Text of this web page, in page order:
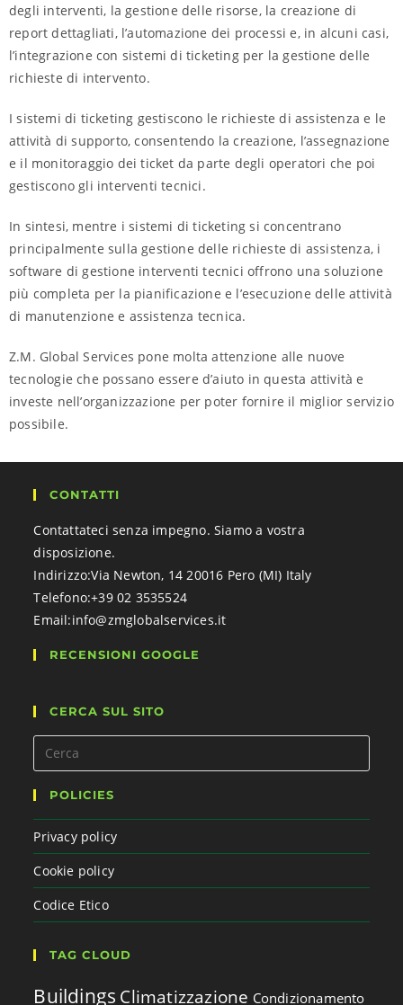
degli interventi, la gestione delle risorse, la creazione di
report dettagliati, l’automazione dei processi e, in alcuni casi,
l’integrazione con sistemi di ticketing per la gestione delle
richieste di intervento.
I sistemi di ticketing gestiscono le richieste di assistenza e le
attività di supporto, consentendo la creazione, l’assegnazione
e il monitoraggio dei ticket da parte degli operatori che poi
gestiscono gli interventi tecnici.
In sintesi, mentre i sistemi di ticketing si concentrano
principalmente sulla gestione delle richieste di assistenza, i
software di gestione interventi tecnici offrono una soluzione
più completa per la pianificazione e l’esecuzione delle attività
di manutenzione e assistenza tecnica.
Z.M. Global Services pone molta attenzione alle nuove
tecnologie che possano essere d’aiuto in questa attività e
investe nell’organizzazione per poter fornire il miglior servizio
possibile.
CONTATTI
Contattateci senza impegno. Siamo a vostra
disposizione.
Indirizzo:Via Newton, 14 20016 Pero (MI) Italy
Telefono:+39 02 3535524
Email:info@zmglobalservices.it
RECENSIONI GOOGLE
CERCA SUL SITO
POLICIES
Privacy policy
Cookie policy
Codice Etico
TAG CLOUD
Buildings Climatizzazione Condizionamento